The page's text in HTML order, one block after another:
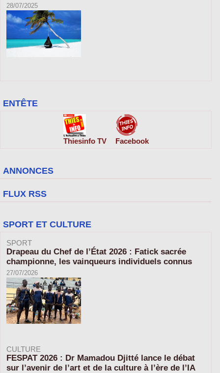
28/07/2025
ENTÊTE
Thiesinfo TV Facebook
ANNONCES
FLUX RSS
SPORT ET CULTURE
SPORT
Drapeau du Chef de l’État 2026 : Fatick sacrée
championne, les vainqueurs individuels connus
27/07/2026
CULTURE
FESPAT 2026 : Dr Mamadou Djitté lance le débat
sur l’avenir de l’art et de la culture à l’ère de l’IA